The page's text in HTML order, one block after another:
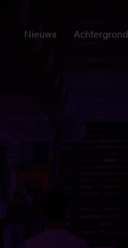
Nieuws Achtergrond